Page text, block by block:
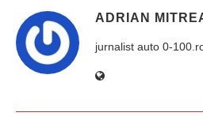
ADRIAN
jurnalist auto 0-